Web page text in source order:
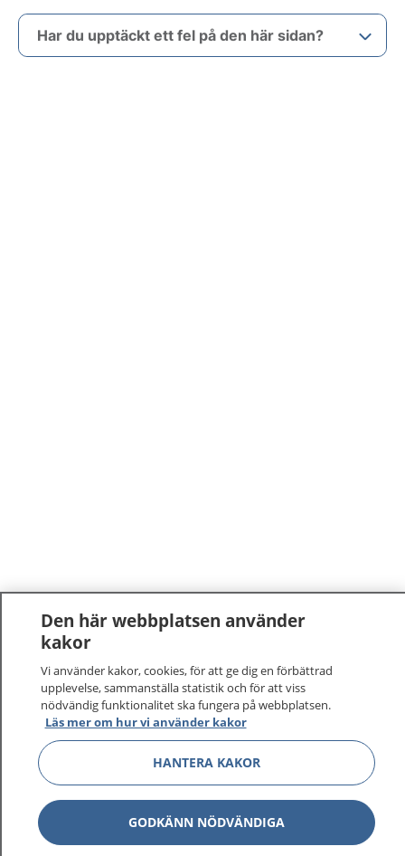
Har du upptäckt ett fel på den här sidan?
Den här webbplatsen använder
kakor
Vi använder kakor, cookies, för att ge dig en förbättrad
upplevelse, sammanställa statistik och för att viss
nödvändig funktionalitet ska fungera på webbplatsen.
Läs mer om hur vi använder kakor
HANTERA KAKOR
GODKÄNN NÖDVÄNDIGA